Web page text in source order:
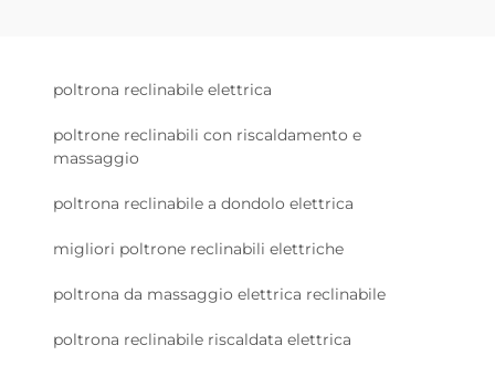
poltrona reclinabile elettrica
poltrone reclinabili con riscaldamento e
massaggio
poltrona reclinabile a dondolo elettrica
migliori poltrone reclinabili elettriche
poltrona da massaggio elettrica reclinabile
poltrona reclinabile riscaldata elettrica